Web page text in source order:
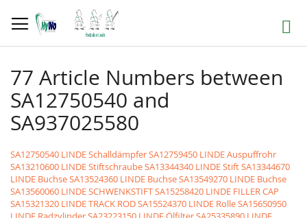
to
Content
Search
77 Article Numbers between
SA12750540 and
SA937025580
SA12750540 LINDE SchalldämpferSA12759450 LINDE Auspuffrohr
SA13210600 LINDE StiftschraubeSA13344340 LINDE StiftSA13344670
LINDE BuchseSA13524360 LINDE BuchseSA13549270 LINDE Buchse
SA13560060 LINDE SCHWENKSTIFTSA15258420 LINDE FILLER CAP
SA15321320 LINDE TRACK RODSA15524370 LINDE RolleSA15650950